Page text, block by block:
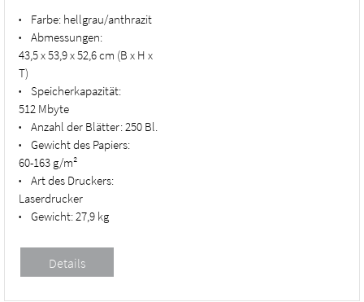
• Farbe: hellgrau/anthrazit
•
Abmessungen:
43,5 x 53,9 x 52,6 cm (B x H x
T)
•
Speicherkapazität:
512 Mbyte
• Anzahl der Blätter:250 Bl.
•
Gewicht des Papiers:
60-163 g/m²
•
Art des Druckers:
Laserdrucker
• Gewicht:27,9 kg